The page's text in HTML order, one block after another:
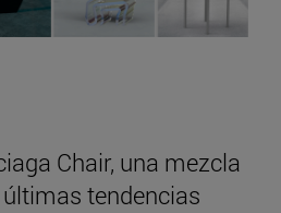
Chair, una mezcla
tendencias